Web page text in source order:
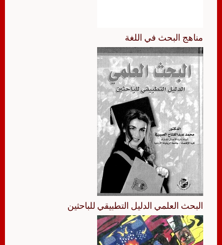
مناهج البحث في اللغة
البحث العلمي الدليل التطبيقي للباحثين